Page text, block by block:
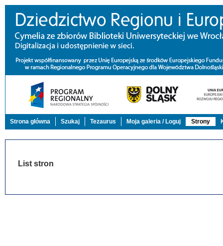
Strona główna Szukaj Tezaurus Moja galeria / Loguj Strony
List stron